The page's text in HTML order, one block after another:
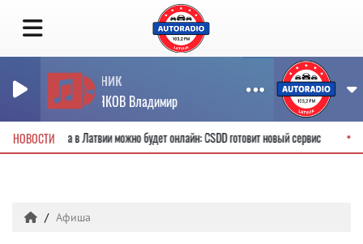
Странник
ПРЕСНЯКОВ Владимир
НОВОСТИправа в Латвии можно будет онлайн: CSDD готовит новый сервис
Афиша